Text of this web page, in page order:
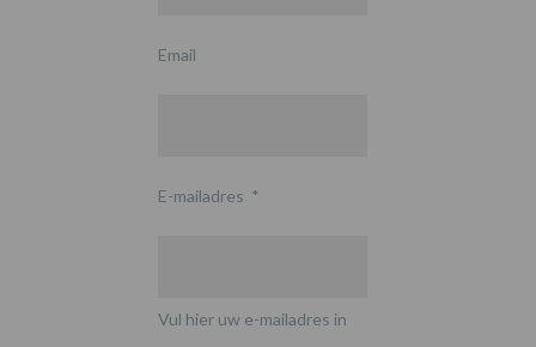
Email
E-mailadres *
Vul hier uw e-mailadres in